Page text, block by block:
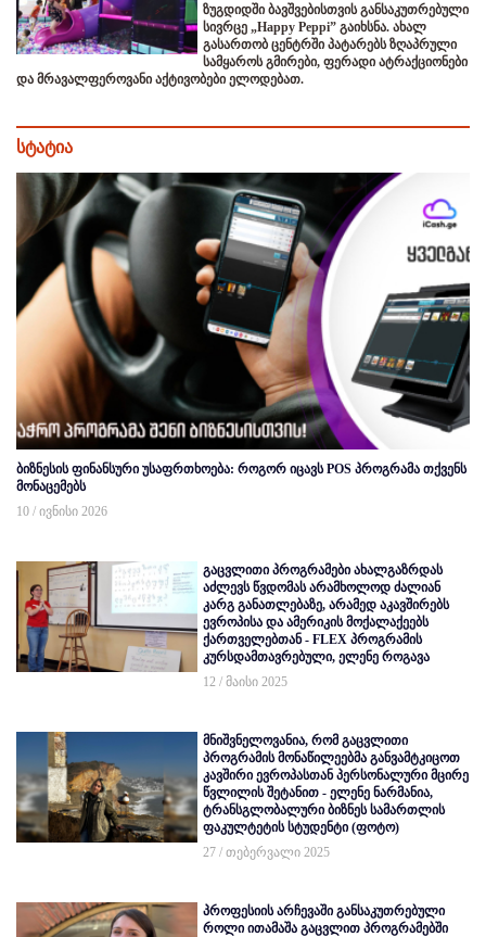
ზუგდიდში ბავშვებისთვის განსაკუთრებული
სივრცე „Happy Peppi” გაიხსნა. ახალ
გასართობ ცენტრში პატარებს ზღაპრული
სამყაროს გმირები, ფერადი ატრაქციონები
და მრავალფეროვანი აქტივობები ელოდებათ.
სტატია
ბიზნესის ფინანსური უსაფრთხოება: როგორ იცავს POS პროგრამა თქვენს
მონაცემებს
10 / ივნისი 2026
გაცვლითი პროგრამები ახალგაზრდას
აძლევს წვდომას არამხოლოდ ძალიან
კარგ განათლებაზე, არამედ აკავშირებს
ევროპისა და ამერიკის მოქალაქეებს
ქართველებთან - FLEX პროგრამის
კურსდამთავრებული, ელენე როგავა
12 / მაისი 2025
მნიშვნელოვანია, რომ გაცვლითი
პროგრამის მონაწილეებმა განვამტკიცოთ
კავშირი ევროპასთან პერსონალური მცირე
წვლილის შეტანით - ელენე ნარმანია,
ტრანსგლობალური ბიზნეს სამართლის
ფაკულტეტის სტუდენტი (ფოტო)
27 / თებერვალი 2025
პროფესიის არჩევაში განსაკუთრებული
როლი ითამაშა გაცვლით პროგრამებში